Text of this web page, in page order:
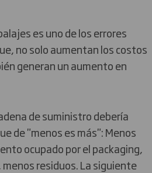
es uno de los errores
no solo aumentan los costos
generan un aumento en
de suministro debería
de "menos es más": Menos
ocupado por el packaging,
residuos. La siguiente